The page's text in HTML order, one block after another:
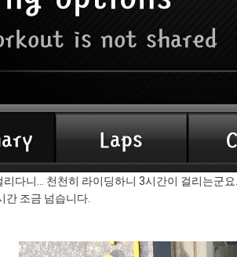
다니... 천천히 라이딩하니 3시간이 걸리는군요.
간 조금 넘습니다.